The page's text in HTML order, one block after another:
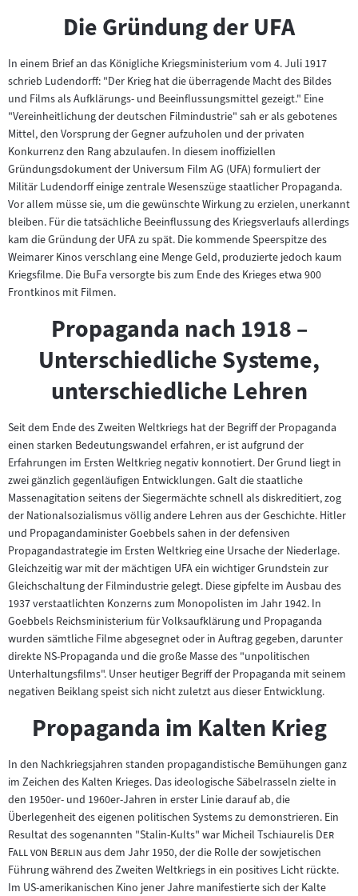
Die Gründung der UFA
In einem Brief an das Königliche Kriegsministerium vom 4. Juli 1917
schrieb Ludendorff: "Der Krieg hat die überragende Macht des Bildes
und Films als Aufklärungs- und Beeinflussungsmittel gezeigt." Eine
"Vereinheitlichung der deutschen Filmindustrie" sah er als gebotenes
Mittel, den Vorsprung der Gegner aufzuholen und der privaten
Konkurrenz den Rang abzulaufen. In diesem inoffiziellen
Gründungsdokument der Universum Film AG (UFA) formuliert der
Militär Ludendorff einige zentrale Wesenszüge staatlicher Propaganda.
Vor allem müsse sie, um die gewünschte Wirkung zu erzielen, unerkannt
bleiben. Für die tatsächliche Beeinflussung des Kriegsverlaufs allerdings
kam die Gründung der UFA zu spät. Die kommende Speerspitze des
Weimarer Kinos verschlang eine Menge Geld, produzierte jedoch kaum
Kriegsfilme. Die BuFa versorgte bis zum Ende des Krieges etwa 900
Frontkinos mit Filmen.
Propaganda nach 1918 –
Unterschiedliche Systeme,
unterschiedliche Lehren
Seit dem Ende des Zweiten Weltkriegs hat der Begriff der Propaganda
einen starken Bedeutungswandel erfahren, er ist aufgrund der
Erfahrungen im Ersten Weltkrieg negativ konnotiert. Der Grund liegt in
zwei gänzlich gegenläufigen Entwicklungen. Galt die staatliche
Massenagitation seitens der Siegermächte schnell als diskreditiert, zog
der Nationalsozialismus völlig andere Lehren aus der Geschichte. Hitler
und Propagandaminister Goebbels sahen in der defensiven
Propagandastrategie im Ersten Weltkrieg eine Ursache der Niederlage.
Gleichzeitig war mit der mächtigen UFA ein wichtiger Grundstein zur
Gleichschaltung der Filmindustrie gelegt. Diese gipfelte im Ausbau des
1937 verstaatlichten Konzerns zum Monopolisten im Jahr 1942. In
Goebbels Reichsministerium für Volksaufklärung und Propaganda
wurden sämtliche Filme abgesegnet oder in Auftrag gegeben, darunter
direkte NS-Propaganda und die große Masse des "unpolitischen
Unterhaltungsfilms". Unser heutiger Begriff der Propaganda mit seinem
negativen Beiklang speist sich nicht zuletzt aus dieser Entwicklung.
Propaganda im Kalten Krieg
In den Nachkriegsjahren standen propagandistische Bemühungen ganz
im Zeichen des Kalten Krieges. Das ideologische Säbelrasseln zielte in
den 1950er- und 1960er-Jahren in erster Linie darauf ab, die
Überlegenheit des eigenen politischen Systems zu demonstrieren. Ein
Resultat des sogenannten "Stalin-Kults" war Micheil Tschiaurelis "Der
Fall von Berlin "aus dem Jahr 1950, der die Rolle der sowjetischen
Führung während des Zweiten Weltkriegs in ein positives Licht rückte.
Im US-amerikanischen Kino jener Jahre manifestierte sich der Kalte